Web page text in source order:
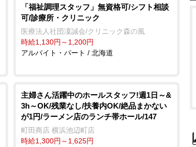
「福祉調理スタッフ」無資格可/シフト相談
可/診療所・クリニック
医療法人社団凜誠会/クリニック森の風
時給1,130円～1,200円
アルバイト・パート / 北海道
主婦さん活躍中のホールスタッフ!週1日～&
3h～OK/残業なし/扶養内OK/絶品まかない
が1円/ラーメン店のランチ帯ホール/147
町田商店 横浜池辺町店
時給1,300円～1,625円